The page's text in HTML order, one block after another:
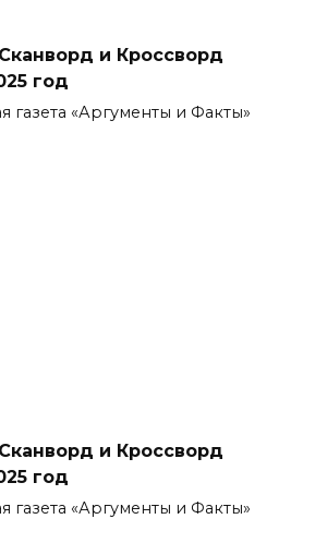
и Кроссворд
год
газета «Аргументы и Факты»
и Кроссворд
год
газета «Аргументы и Факты»